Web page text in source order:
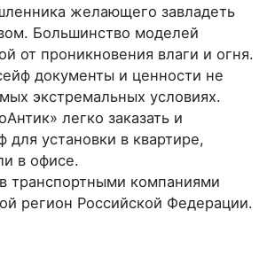
желающего завладеть
Большинство моделей
от проникновения влаги и огня.
документы и ценности не
экстремальных условиях.
легко заказать и
для установки в квартире,
в офисе.
транспортными компаниями
регион Российской Федерации.